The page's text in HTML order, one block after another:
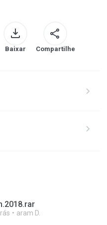
Baixar Compartilhe
aram D.